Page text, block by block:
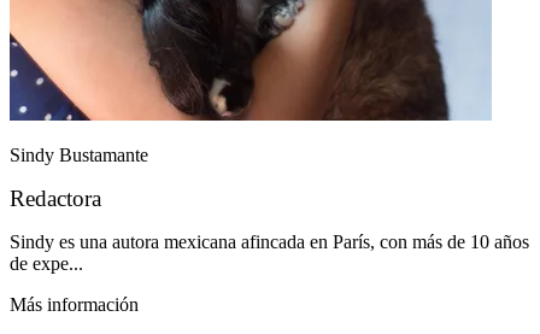
Sindy Bustamante
Redactora
Sindy es una autora mexicana afincada en París, con más de 10 años
de expe...
Más información